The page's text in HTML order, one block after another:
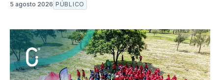
5 agosto 2026 PÚBLICO